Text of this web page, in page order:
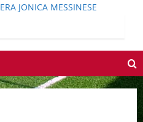
JONICA MESSINESE